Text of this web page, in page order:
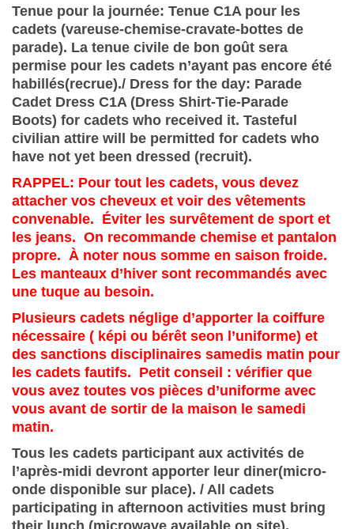
Tenue pour la journée: Tenue C1A pour les
cadets (vareuse-chemise-cravate-bottes de
parade). La tenue civile de bon goût sera
permise pour les cadets n’ayant pas encore été
habillés(recrue)./ Dress for the day: Parade
Cadet Dress C1A (Dress Shirt-Tie-Parade
Boots) for cadets who received it. Tasteful
civilian attire will be permitted for cadets who
have not yet been dressed (recruit).
RAPPEL: Pour tout les cadets, vous devez
attacher vos cheveux et voir des vêtements
convenable. Éviter les survêtement de sport et
les jeans. On recommande chemise et pantalon
propre. À noter nous somme en saison froide.
Les manteaux d’hiver sont recommandés avec
une tuque au besoin.
Plusieurs cadets néglige d’apporter la coiffure
nécessaire ( képi ou bérêt seon l’uniforme) et
des sanctions disciplinaires samedis matin pour
les cadets fautifs. Petit conseil : vérifier que
vous avez toutes vos pièces d’uniforme avec
vous avant de sortir de la maison le samedi
matin.
Tous les cadets participant aux activités de
l’après-midi devront apporter leur diner(micro-
onde disponible sur place). / All cadets
participating in afternoon activities must bring
their lunch (microwave available on site).